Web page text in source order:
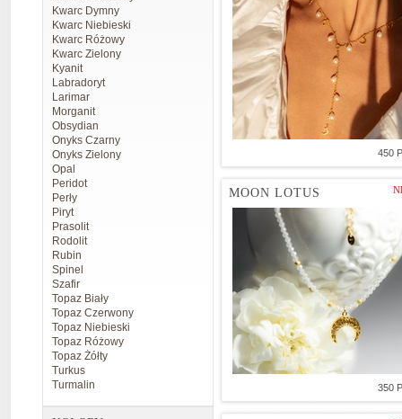
Kwarc Dymny
Kwarc Niebieski
Kwarc Różowy
Kwarc Zielony
Kyanit
Labradoryt
Larimar
Morganit
Obsydian
Onyks Czarny
Onyks Zielony
Opal
Peridot
Perły
Piryt
Prasolit
Rodolit
Rubin
Spinel
Szafir
Topaz Biały
Topaz Czerwony
Topaz Niebieski
Topaz Różowy
Topaz Żółty
Turkus
Turmalin
450
MOON LOTUS
350